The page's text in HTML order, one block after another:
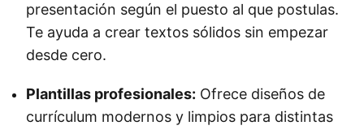
presentación según el puesto al que postulas.
Te ayuda a crear textos sólidos sin empezar
desde cero.
Plantillas profesionales: Ofrece diseños de
currículum modernos y limpios para distintas